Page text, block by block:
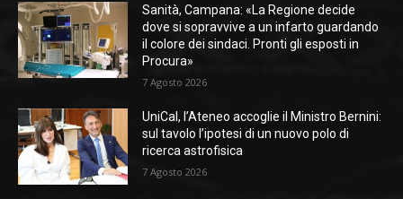
Sanità, Campana: «La Regione decide
dove si sopravvive a un infarto guardando
il colore dei sindaci. Pronti gli esposti in
Procura»
7 Agosto 2026
UniCal, l’Ateneo accoglie il Ministro Bernini:
sul tavolo l’ipotesi di un nuovo polo di
ricerca astrofisica
7 Agosto 2026